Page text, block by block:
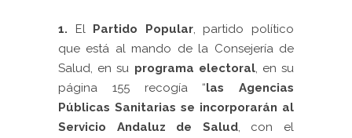
1. El Partido Popular, partido político
que está al mando de la Consejería de
Salud, en su programa electoral, en su
página 155 recogía “las Agencias
Públicas Sanitarias se incorporarán al
Servicio Andaluz de Salud, con el